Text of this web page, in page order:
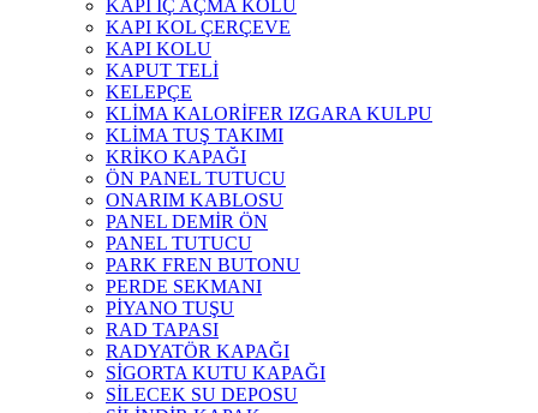
KAPI İÇ AÇMA KOLU
KAPI KOL ÇERÇEVE
KAPI KOLU
KAPUT TELİ
KELEPÇE
KLİMA KALORİFER IZGARA KULPU
KLİMA TUŞ TAKIMI
KRİKO KAPAĞI
ÖN PANEL TUTUCU
ONARIM KABLOSU
PANEL DEMİR ÖN
PANEL TUTUCU
PARK FREN BUTONU
PERDE SEKMANI
PİYANO TUŞU
RAD TAPASI
RADYATÖR KAPAĞI
SİGORTA KUTU KAPAĞI
SİLECEK SU DEPOSU